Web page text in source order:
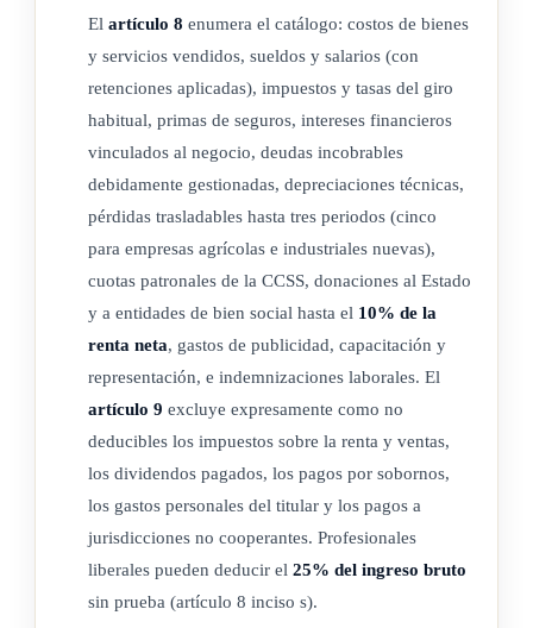
de patentes, certificados de invención o mejora, marcas de
fábrica, nombres comerciales, derechos de autor sobre obras
literarias, artísticas, científicas o digitales, incluidas las
películas cinematográficas y grabaciones para radio o
televisión, de dibujos o modelos, planos, fórmulas, o
procedimientos y equipos industriales, comerciales o
científicos, así como las cantidades pagadas por transferencia
de tecnología o informaciones relativas a experiencias
industriales, comerciales o científicas, u otro derecho o
propiedad similar. Los pagos por concepto de asistencia
técnica no se consideran como regalías.
Las rentas anteriores deberán tributar conforme al capítulo XI
de la presente ley.
Rica de la lista de países no cooperantes en materia fiscal de
El artículo 8 enumera el catálogo: costos de bienes
y servicios vendidos, sueldos y salarios (con
retenciones aplicadas), impuestos y tasas del giro
habitual, primas de seguros, intereses financieros
vinculados al negocio, deudas incobrables
debidamente gestionadas, depreciaciones técnicas,
pérdidas trasladables hasta tres periodos (cinco
para empresas agrícolas e industriales nuevas),
cuotas patronales de la CCSS, donaciones al Estado
y a entidades de bien social hasta el 10% de la
renta neta, gastos de publicidad, capacitación y
representación, e indemnizaciones laborales. El
artículo 9 excluye expresamente como no
deducibles los impuestos sobre la renta y ventas,
los dividendos pagados, los pagos por sobornos,
los gastos personales del titular y los pagos a
jurisdicciones no cooperantes. Profesionales
liberales pueden deducir el 25% del ingreso bruto
sin prueba (artículo 8 inciso s).